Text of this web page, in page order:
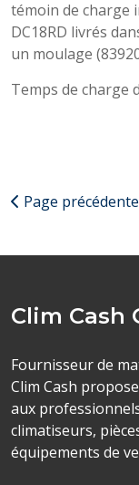
témoin de charge
DC18RD livrés
un moulage
Temps de charge
Page précédente
Clim Cash
Fournisseur de
Clim Cash
aux
climatiseurs,
équipements de